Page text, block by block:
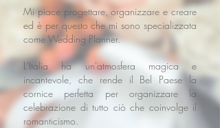
Mi piace progettare, organizzare e creare
ed è per questo che mi sono specializzata
come Wedding Planner.
L'Italia ha un'atmosfera magica e
incantevole, che rende il Bel Paese la
cornice perfetta per organizzare la
celebrazione di tutto ciò che coinvolge il
romanticismo.